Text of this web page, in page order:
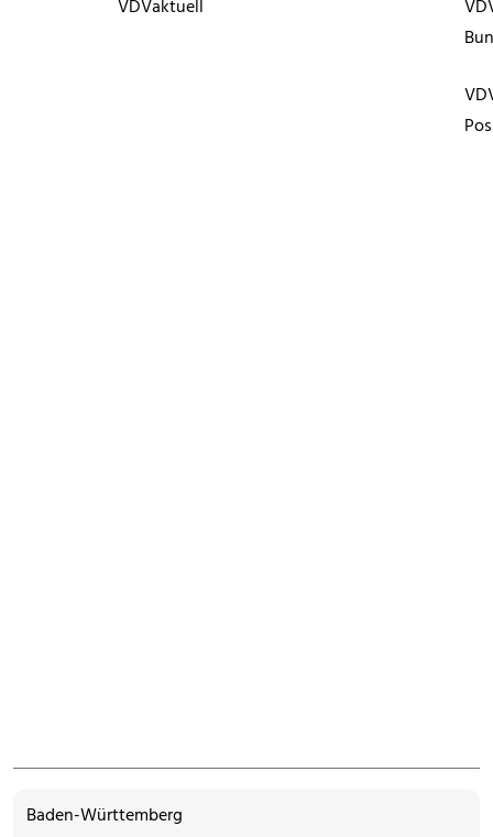
VDVaktuell
Baden-Württemberg